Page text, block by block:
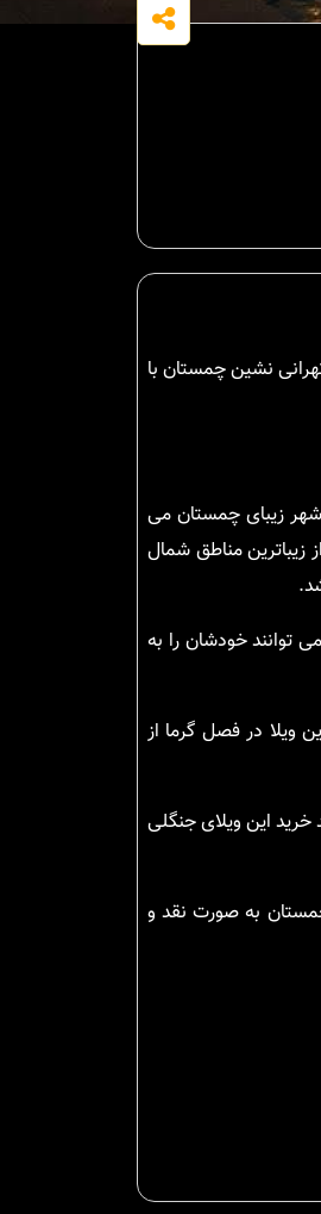
نشین چمستان با
زیبای چمستان می
زیباترین مناطق شمال
توانند خودشان را به
ویلا در فصل گرما از
این ویلای جنگلی
به صورت نقد و